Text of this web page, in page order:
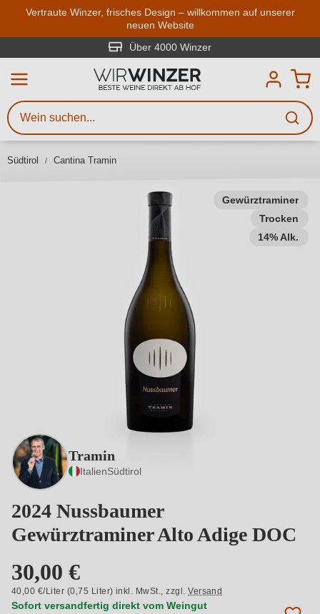
Zum Hauptinhalt springen
Vertraute Winzer, frisches Design – willkommen auf unserer
neuen Website
Über 4000 Winzer
Südtirol Cantina Tramin
Gewürztraminer
Trocken
14% Alk.
Tramin
ItalienSüdtirol
2024 Nussbaumer
Gewürztraminer Alto Adige DOC
30,00 €
40,00 €/Liter (0,75 Liter) inkl. MwSt.,zzgl.Versand
Sofort versandfertig direkt vom Weingut
Weinsuche
Mindestens 3 Zeichen eingeben
Beschreiben Sie, welchen Wein
Sie suchen – ob nach Geschmack,